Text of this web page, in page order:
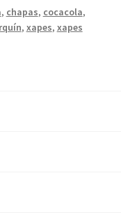
, chapas, cocacola,
, xapes, xapes